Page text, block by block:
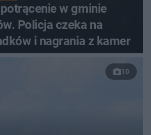
w gminie
Policja czeka na
i nagrania z kamer
10